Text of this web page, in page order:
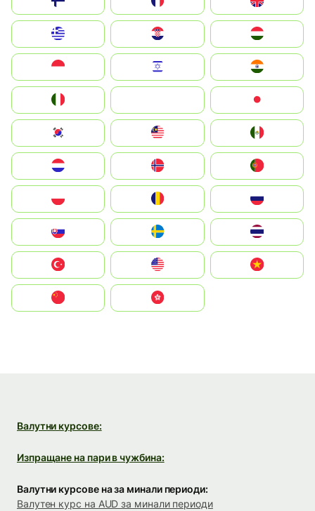
Magyarország
South Korea
United States
中國香港特別行政區
Валутни курсове:
Изпращане на пари в чужбина:
Валутни курсове на за минали периоди:
Валутен курс на AUD за минали периоди